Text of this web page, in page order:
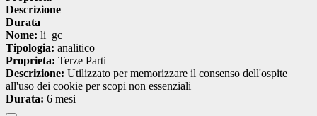
Descrizione
Durata
Nome: li_gc
Tipologia: analitico
Proprieta: Terze Parti
Descrizione: Utilizzato per memorizzare il consenso dell'ospite
all'uso dei cookie per scopi non essenziali
Durata: 6 mesi